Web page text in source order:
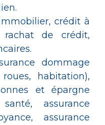
crédit à
rachat de crédit,
dommage
habitation),
et épargne
assurance
assurance